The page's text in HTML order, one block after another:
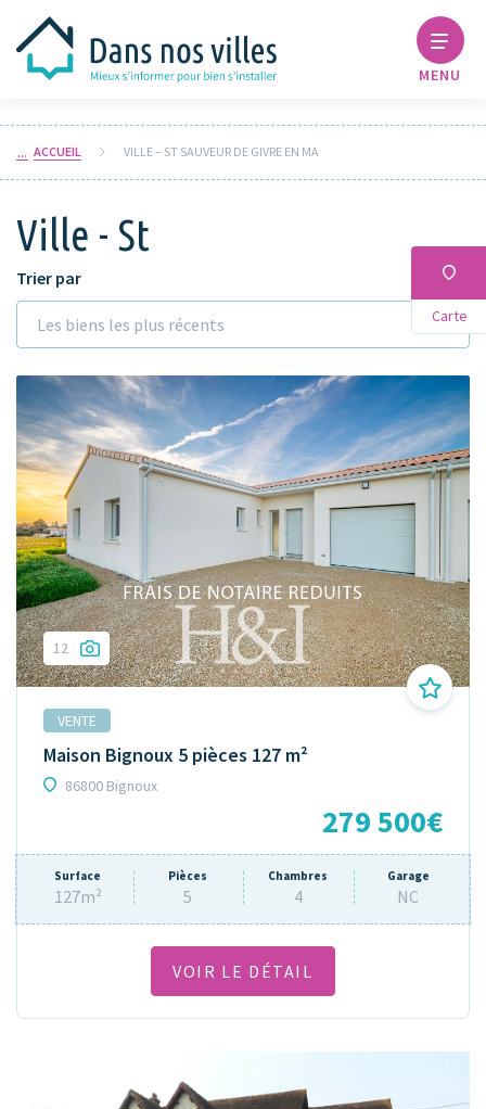
MENU
ACCUEIL VILLE – ST SAUVEUR DE GIVRE EN MA
Ville - St
Carte
Trier par
Les biens les plus récents
12
VENTE
Maison Bignoux 5 pièces 127 m²
86800 Bignoux
279 500€
Surface
127m²
Pièces
5
Chambres
4
Garage
NC
VOIR LE DÉTAIL